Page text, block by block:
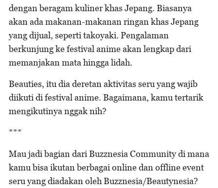
dengan beragam kuliner khas Jepang. Biasanya
akan ada makanan-makanan ringan khas Jepang
yang dijual, seperti takoyaki. Pengalaman
berkunjung ke festival anime akan lengkap dari
memanjakan mata hingga lidah.
Beauties, itu dia deretan aktivitas seru yang wajib
diikuti di festival anime. Bagaimana, kamu tertarik
mengikutinya nggak nih?
***
Mau jadi bagian dari Buzznesia Community di mana
kamu bisa ikutan berbagai online dan offline event
seru yang diadakan oleh Buzznesia/Beautynesia?